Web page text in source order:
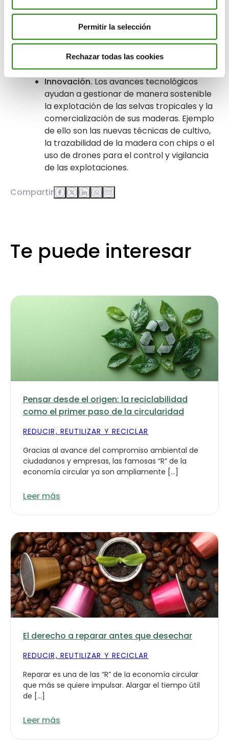
Permitir la selección
Rechazar todas las cookies
trabajadores de las explotaciones
forestales, promoviendo el empleo local.
Por desgracia, existen demasiados casos
de explotación laboral en varios países
tropicales.
Innovación. Los avances tecnológicos
ayudan a gestionar de manera sostenible
la explotación de las selvas tropicales y la
comercialización de sus maderas. Ejemplo
de ello son las nuevas técnicas de cultivo,
la trazabilidad de la madera con chips o el
uso de drones para el control y vigilancia
de las explotaciones.
Compartir
Te puede interesar
Pensar desde el origen: la reciclabilidad
como el primer paso de la circularidad
REDUCIR, REUTILIZAR Y RECICLAR
Gracias al avance del compromiso ambiental de
ciudadanos y empresas, las famosas “R” de la
economía circular ya son ampliamente […]
Leer más
El derecho a reparar antes que desechar
REDUCIR, REUTILIZAR Y RECICLAR
Reparar es una de las “R” de la economía circular
que más se quiere impulsar. Alargar el tiempo útil
de […]
Leer más